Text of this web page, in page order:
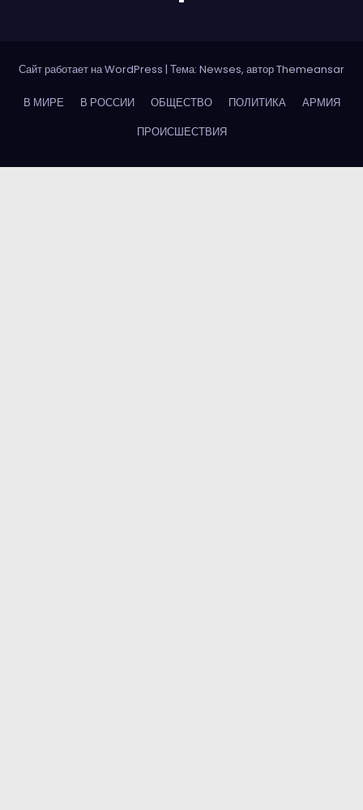
Сайт работает на WordPress | Тема: Newses, авторThemeansar
В МИРЕ В РОССИИ ОБЩЕСТВО ПОЛИТИКА
АРМИЯ
ПРОИСШЕСТВИЯ